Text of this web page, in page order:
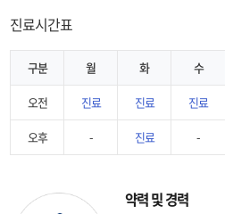
진료시간표
구분 월 화 수
오전 진료 진료 진료
오후 - 진료 -
약력 및 경력